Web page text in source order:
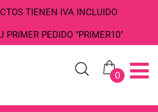
TIENEN IVA INCLUIDO
PRIMER PEDIDO "PRIMER10"
0